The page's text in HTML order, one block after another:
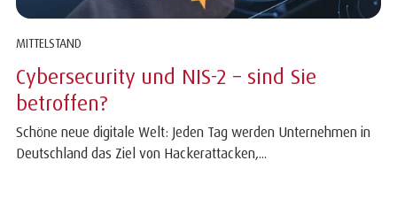
MITTELSTAND
Cybersecurity und NIS-2 – sind Sie
betroffen?
Schöne neue digitale Welt: Jeden Tag werden Unternehmen in
Deutschland das Ziel von Hackerattacken,...